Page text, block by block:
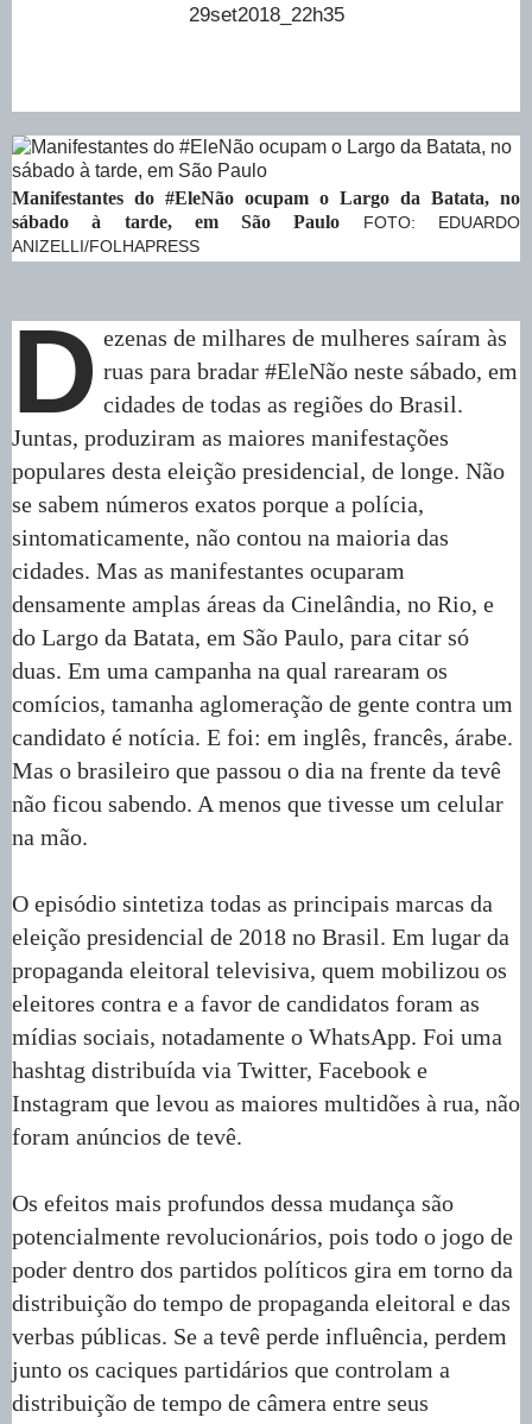
29set2018_22h35
Manifestantes do #EleNão ocupam o Largo da Batata, no
sábado à tarde, em São Paulo
FOTO: EDUARDO
ANIZELLI/FOLHAPRESS
D ezenas de milhares de mulheres saíram às
ruas para bradar #EleNão neste sábado, em
cidades de todas as regiões do Brasil.
Juntas, produziram as maiores manifestações
populares desta eleição presidencial, de longe. Não
se sabem números exatos porque a polícia,
sintomaticamente, não contou na maioria das
cidades. Mas as manifestantes ocuparam
densamente amplas áreas da Cinelândia, no Rio, e
do Largo da Batata, em São Paulo, para citar só
duas. Em uma campanha na qual rarearam os
comícios, tamanha aglomeração de gente contra um
candidato é notícia. E foi: em inglês, francês, árabe.
Mas o brasileiro que passou o dia na frente da tevê
não ficou sabendo. A menos que tivesse um celular
na mão.
O episódio sintetiza todas as principais marcas da
eleição presidencial de 2018 no Brasil. Em lugar da
propaganda eleitoral televisiva, quem mobilizou os
eleitores contra e a favor de candidatos foram as
mídias sociais, notadamente o WhatsApp. Foi uma
hashtag distribuída via Twitter, Facebook e
Instagram que levou as maiores multidões à rua, não
foram anúncios de tevê.
Os efeitos mais profundos dessa mudança são
potencialmente revolucionários, pois todo o jogo de
poder dentro dos partidos políticos gira em torno da
distribuição do tempo de propaganda eleitoral e das
verbas públicas. Se a tevê perde influência, perdem
junto os caciques partidários que controlam a
distribuição de tempo de câmera entre seus